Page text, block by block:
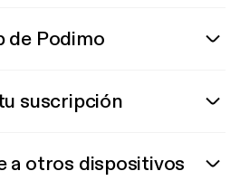
de Podimo
suscripción
a otros dispositivos